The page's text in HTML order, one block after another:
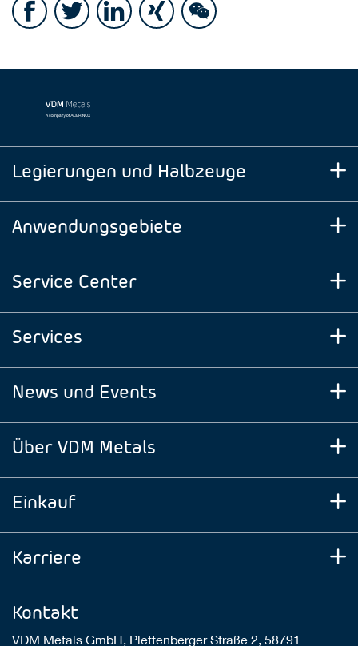
Legierungen und Halbzeuge
Anwendungsgebiete
Service Center
Services
News und Events
Über VDM Metals
Einkauf
Karriere
Kontakt
VDM Metals GmbH, Plettenberger Straße 2, 58791